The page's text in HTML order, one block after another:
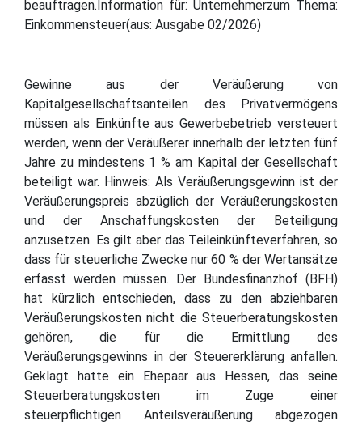
beauftragen.Information für: Unternehmerzum Thema:
Einkommensteuer(aus: Ausgabe 02/2026)
Gewinne aus der Veräußerung von
Kapitalgesellschaftsanteilen des Privatvermögens
müssen als Einkünfte aus Gewerbebetrieb versteuert
werden, wenn der Veräußerer innerhalb der letzten fünf
Jahre zu mindestens 1 % am Kapital der Gesellschaft
beteiligt war. Hinweis: Als Veräußerungsgewinn ist der
Veräußerungspreis abzüglich der Veräußerungskosten
und der Anschaffungskosten der Beteiligung
anzusetzen. Es gilt aber das Teileinkünfteverfahren, so
dass für steuerliche Zwecke nur 60 % der Wertansätze
erfasst werden müssen. Der Bundesfinanzhof (BFH)
hat kürzlich entschieden, dass zu den abziehbaren
Veräußerungskosten nicht die Steuerberatungskosten
gehören, die für die Ermittlung des
Veräußerungsgewinns in der Steuererklärung anfallen.
Geklagt hatte ein Ehepaar aus Hessen, das seine
Steuerberatungskosten im Zuge einer
steuerpflichtigen Anteilsveräußerung abgezogen